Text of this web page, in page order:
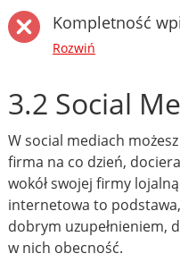
Kompletność
Rozwiń
3.2 Social
W social mediach
firma na co dzień,
wokół swojej firmy
internetowa to
dobrym uzupełnieniem,
w nich obecność.